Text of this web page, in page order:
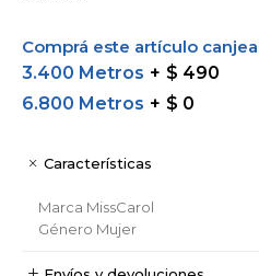
Comprá este artículo
3.400 Metros
$ 490
6.800 Metros $ 0
Características
Marca MissCarol
Género Mujer